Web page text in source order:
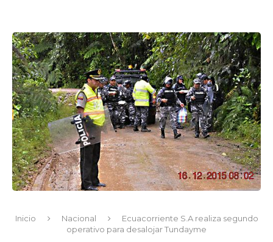
Inicio Nacional
Ecuacorriente S.A realiza segundo
operativo para desalojar Tundayme